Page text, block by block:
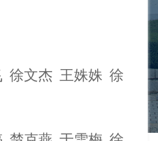
徐文杰 王姝姝 徐